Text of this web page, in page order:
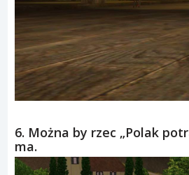
6. Można by rzec „Polak
ma.